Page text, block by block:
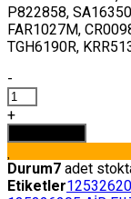
P822858,
FAR1027M,
TGH6190R,
-
135326205
HAVA
FİLTRESİ
PERKİNS
5543091
adet
+
Durum7 adet
Etiketler